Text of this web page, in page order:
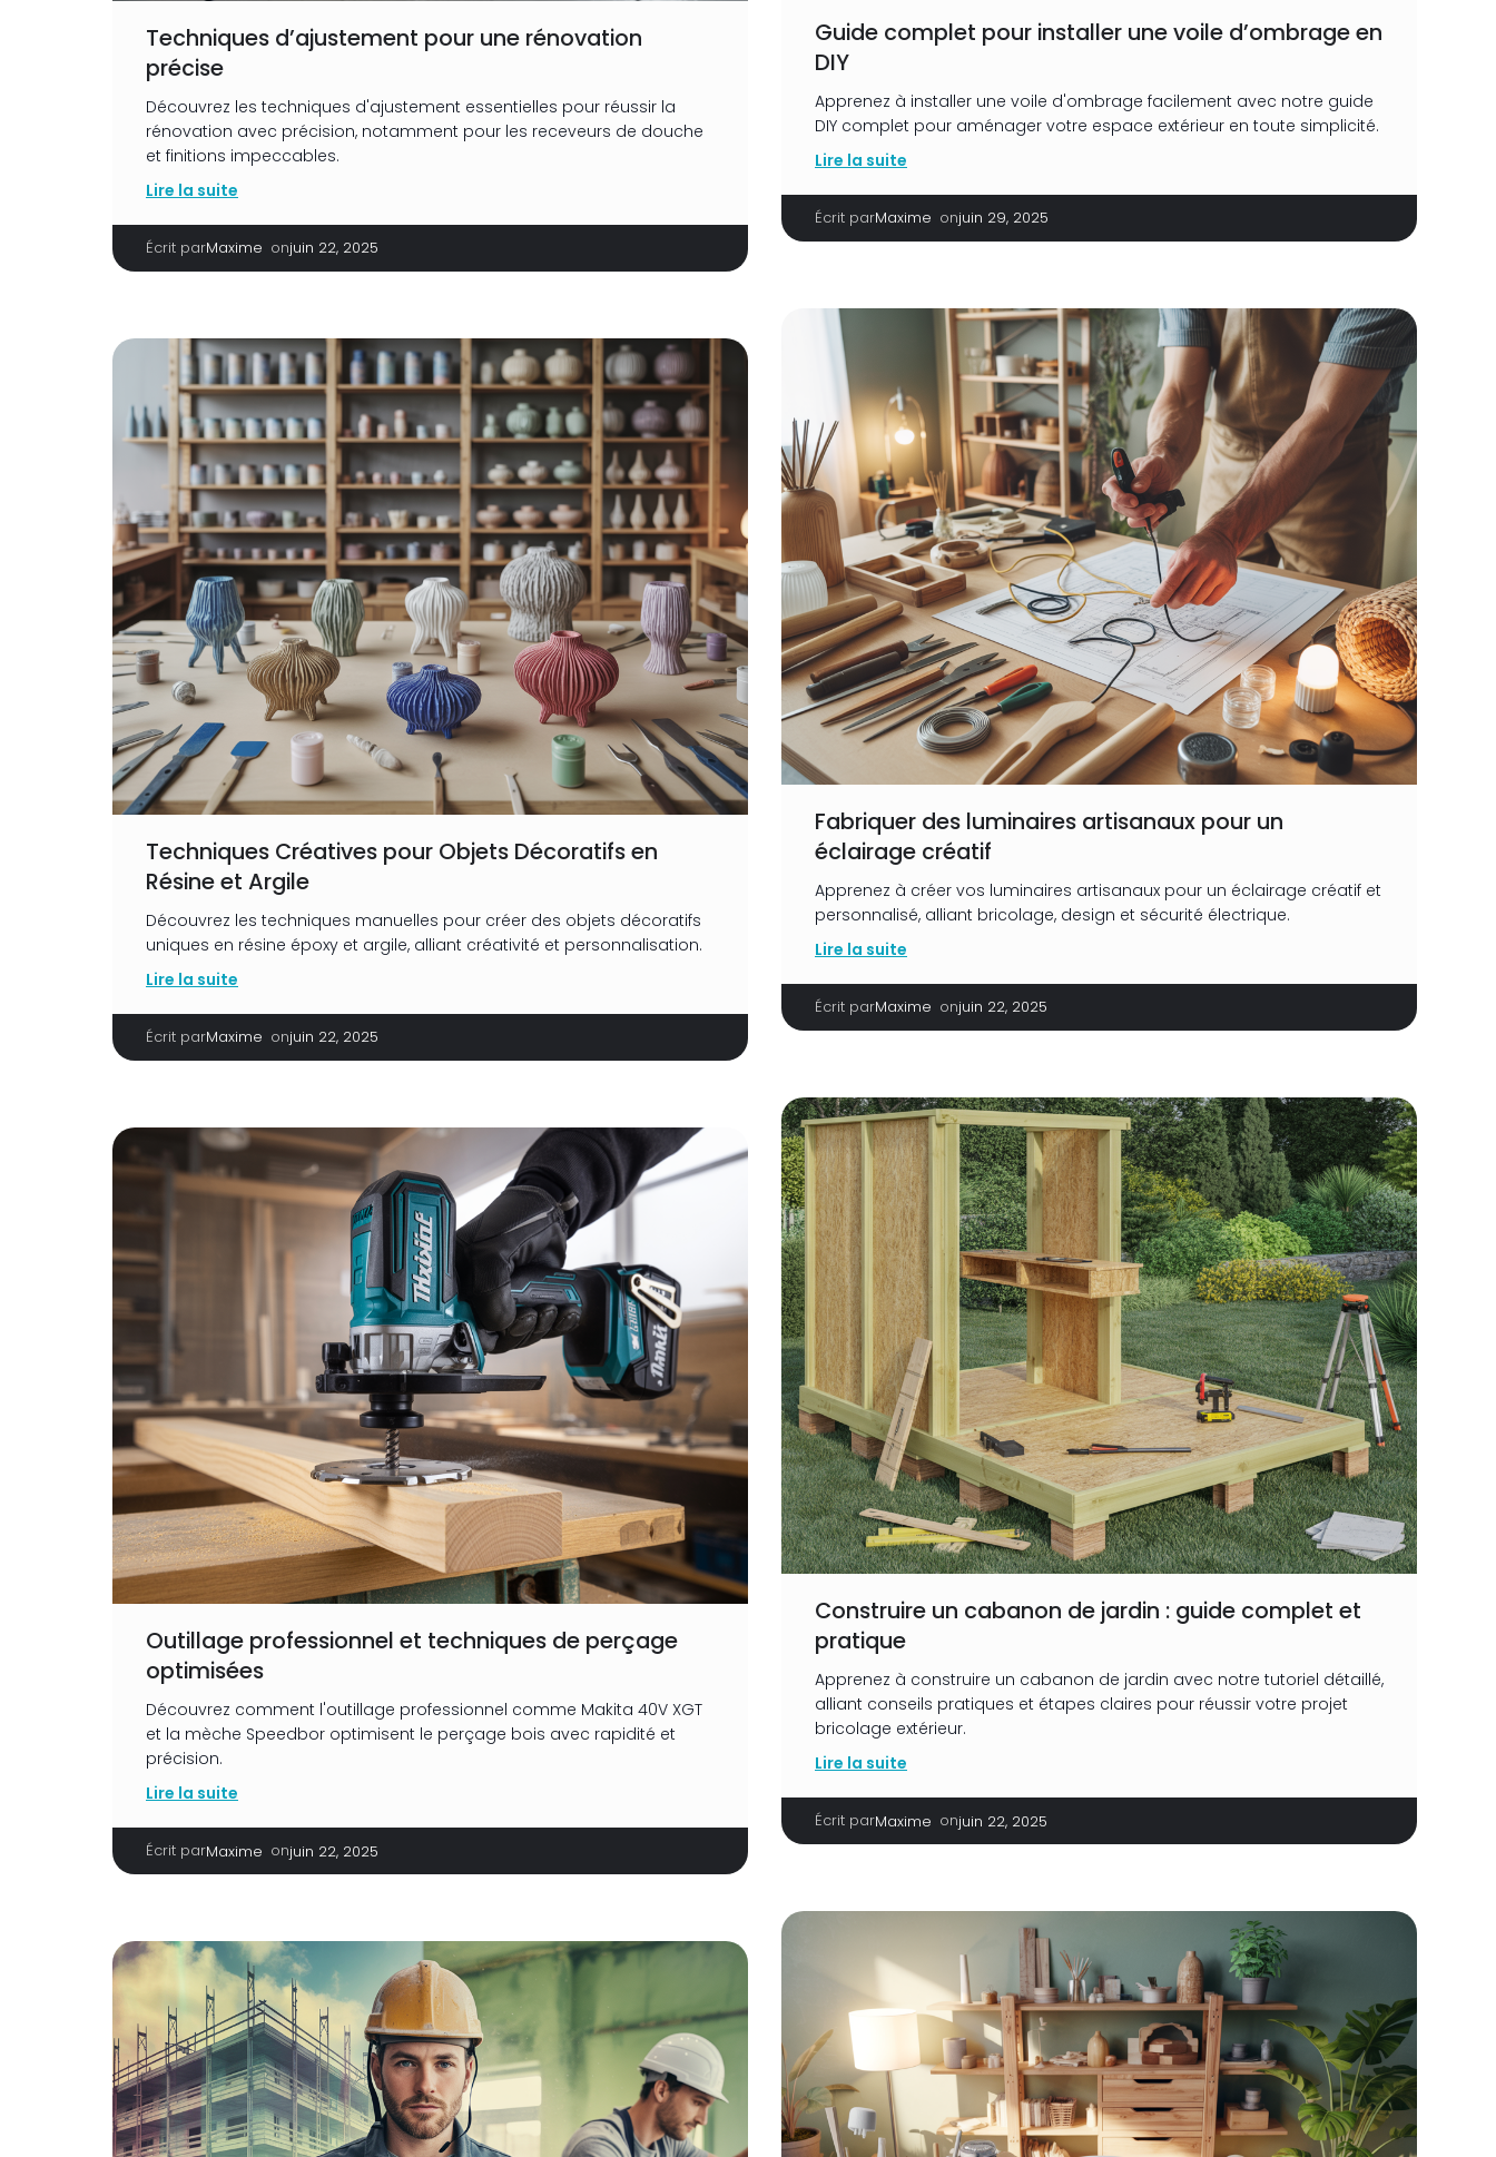
Guide complet pour installer une voile d’ombrage en
DIY
Apprenez à installer une voile d'ombrage facilement avec notre guide
DIY complet pour aménager votre espace extérieur en toute simplicité.
Lire la suite
Écrit parMaxime onjuin 29, 2025
Techniques d’ajustement pour une rénovation
précise
Découvrez les techniques d'ajustement essentielles pour réussir la
rénovation avec précision, notamment pour les receveurs de douche
et finitions impeccables.
Lire la suite
Écrit parMaxime onjuin 22, 2025
Fabriquer des luminaires artisanaux pour un
éclairage créatif
Apprenez à créer vos luminaires artisanaux pour un éclairage créatif et
personnalisé, alliant bricolage, design et sécurité électrique.
Lire la suite
Écrit parMaxime onjuin 22, 2025
Techniques Créatives pour Objets Décoratifs en
Résine et Argile
Découvrez les techniques manuelles pour créer des objets décoratifs
uniques en résine époxy et argile, alliant créativité et personnalisation.
Lire la suite
Écrit parMaxime onjuin 22, 2025
Construire un cabanon de jardin : guide complet et
pratique
Apprenez à construire un cabanon de jardin avec notre tutoriel détaillé,
alliant conseils pratiques et étapes claires pour réussir votre projet
bricolage extérieur.
Lire la suite
Écrit parMaxime onjuin 22, 2025
Outillage professionnel et techniques de perçage
optimisées
Découvrez comment l'outillage professionnel comme Makita 40V XGT
et la mèche Speedbor optimisent le perçage bois avec rapidité et
précision.
Lire la suite
Écrit parMaxime onjuin 22, 2025